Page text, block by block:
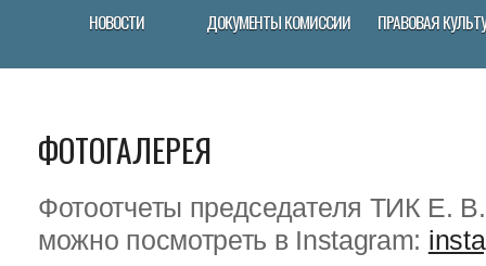
НОВОСТИ ДОКУМЕНТЫ КОМИССИИ ПРАВОВАЯ
ФОТОГАЛЕРЕЯ
Фотоотчеты председателя ТИК Е.
можно посмотреть в Instagram: